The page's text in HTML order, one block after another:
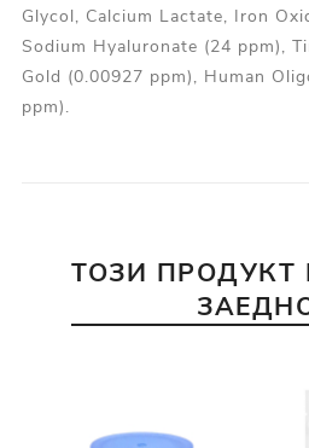
Glycol, Calcium Lactate, Iron
Sodium Hyaluronate (24 ppm),
Gold (0.00927 ppm), Human
ppm).
ТОЗИ ПРОДУКТ